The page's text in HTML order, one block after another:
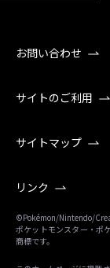
お問い合わせ
サイトのご利用
サイトマップ
リンク
©Pokémon/Nintendo/
ポケットモンスター・ポ
商標です。